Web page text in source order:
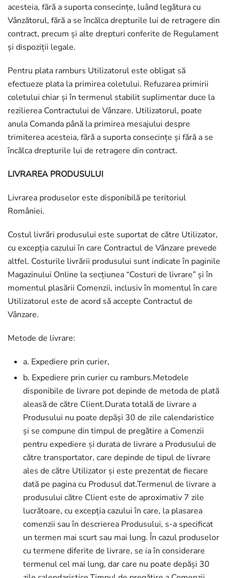
acesteia, fără a suporta consecințe, luând legătura cu
Vânzătorul, fără a se încălca drepturile lui de retragere din
contract, precum și alte drepturi conferite de Regulament
și dispoziții legale.
Pentru plata ramburs Utilizatorul este obligat să
efectueze plata la primirea coletului. Refuzarea primirii
coletului chiar și în termenul stabilit suplimentar duce la
rezilierea Contractului de Vânzare. Utilizatorul, poate
anula Comanda până la primirea mesajului despre
trimiterea acesteia, fără a suporta consecințe și fără a se
încălca drepturile lui de retragere din contract.
LIVRAREA PRODUSULUI
Livrarea produselor este disponibilă pe teritoriul
României.
Costul livrări produsului este suportat de către Utilizator,
cu excepția cazului în care Contractul de Vânzare prevede
altfel. Costurile livrării produsului sunt indicate în paginile
Magazinului Online la secțiunea “Costuri de livrare” și în
momentul plasării Comenzii, inclusiv în momentul în care
Utilizatorul este de acord să accepte Contractul de
Vânzare.
Metode de livrare:
a. Expediere prin curier,
b. Expediere prin curier cu ramburs.Metodele
disponibile de livrare pot depinde de metoda de plată
aleasă de către Client.Durata totală de livrare a
Produsului nu poate depăși 30 de zile calendaristice
și se compune din timpul de pregătire a Comenzii
pentru expediere și durata de livrare a Produsului de
către transportator, care depinde de tipul de livrare
ales de către Utilizator și este prezentat de fiecare
dată pe pagina cu Produsul dat.Termenul de livrare a
produsului către Client este de aproximativ 7 zile
lucrătoare, cu excepția cazului în care, la plasarea
comenzii sau în descrierea Produsului, s-a specificat
un termen mai scurt sau mai lung. În cazul produselor
cu termene diferite de livrare, se ia în considerare
termenul cel mai lung, dar care nu poate depăși 30